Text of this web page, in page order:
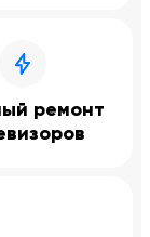
ремонт